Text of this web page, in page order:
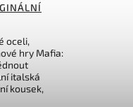
oceli,
hry Mafia:
italská
kousek,